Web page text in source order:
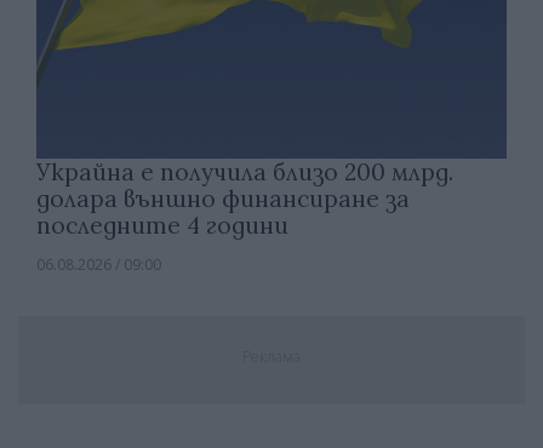
Украйна е получила близо 200 млрд.
долара външно финансиране за
последните 4 години
06.08.2026 / 09:00